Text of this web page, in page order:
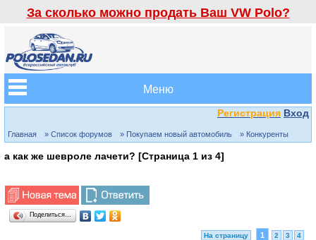
За сколько можно продать Ваш VW Polo?
Меню
Регистрация Вход
Главная » Список форумов » Покупаем новый автомобиль » Конкуренты
а как же шевроле лачети? [Страница 1 из 4]
Поделиться…
На страницу 1 2 3 4